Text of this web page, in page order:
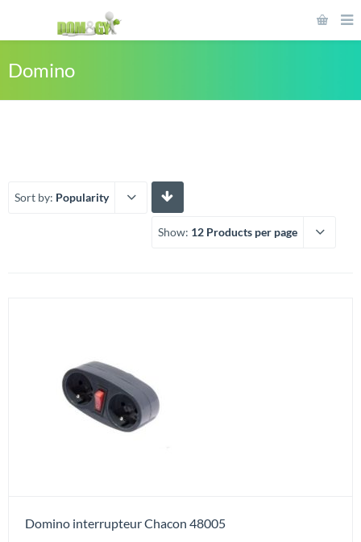
Domino
Sort by: Popularity
Show: 12 Products per page
Domino interrupteur Chacon 48005